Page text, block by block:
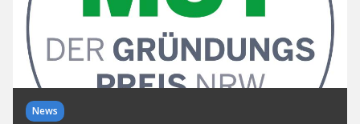
News